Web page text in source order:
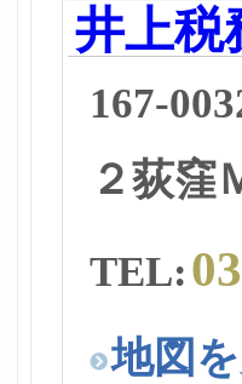
井上税
167-
２荻窪
TEL:
地図